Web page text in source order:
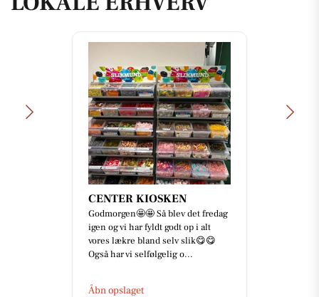
CENTER KIOSKEN
Godmorgen🤩🤩 Så blev det fredag
igen og vi har fyldt godt op i alt
vores lækre bland selv slik😋😋
Også har vi selfølgelig o...
Åbn opslaget